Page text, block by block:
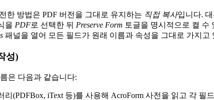
한 방법은 PDF 버전을 그대로 유지하는 직접 복사입니다.
을 PDF로 선택한 뒤 Preserve Form 토글을 명시적으로 켤 수
패널을 열어 모든 필드가 원래 이름과 속성을 그대로 가지고
성)
은 다음과 같습니다:
리(PDFBox, iText 등)를 사용해 AcroForm 사전을 읽고 각 필